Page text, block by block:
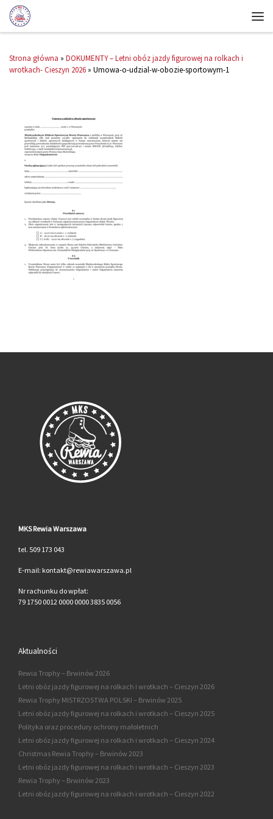
Strona główna » DOKUMENTY – Letni obóz jazdy figurowej na rolkach i
wrotkach- Cieszyn 2026 » Umowa-o-udzial-w-obozie-sportowym-1
MKS Rewia Warszawa
tel. 509 173 043
E-mail: kontakt@rewiawarszawa.pl
Nr rachunku do wpłat:
79 1750 0012 0000 0000 3835 0056
Aktualności
Rewia Trophy – Brwinów 2026
Letni obóz jazdy figurowej na rolkach i wrotkach – Cieszyn 2026
Rewia Trophy MISTRZOSTWA POLSKI – Brwinów 2025
Letni obóz jazdy figurowej na rolkach i wrotkach – Cieszyn 2025
Polityka oraz procedury ochrony małoletnich
Letni obóz jazdy figurowej na rolkach i wrotkach – Cieszyn 2024
Christmas Rewia Trophy – Brwinów 2023
Letni obóz jazdy figurowej na rolkach i wrotkach – Cieszyn 2023
Rewia Trophy – Brwinów 2023
Letni obóz jazdy figurowej na rolkach i wrotkach – Cieszyn 2022